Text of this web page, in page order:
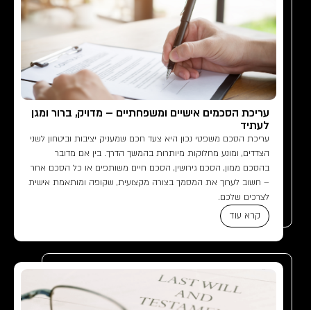
עריכת הסכמים אישיים ומשפחתיים – מדויק, ברור ומגן
לעתיד
עריכת הסכם משפטי נכון היא צעד חכם שמעניק יציבות וביטחון לשני
הצדדים, ומונע מחלוקות מיותרות בהמשך הדרך. בין אם מדובר
בהסכם ממון, הסכם גירושין, הסכם חיים משותפים או כל הסכם אחר
– חשוב לערוך את המסמך בצורה מקצועית, שקופה ומותאמת אישית
לצרכים שלכם.
קרא עוד